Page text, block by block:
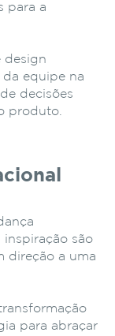
para a
design
equipe na
decisões
produto.
inspiração são
direção a uma
para abraçar